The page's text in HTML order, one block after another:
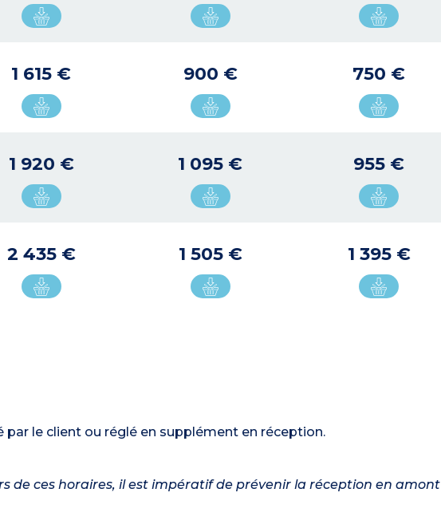
1 615 € 900 € 750 €
1 920 € 1 095 € 955 €
2 435 € 1 505 € 1 395 €
le client ou réglé en supplément en réception.
de ces horaires, il est impératif de prévenir la réception en amont